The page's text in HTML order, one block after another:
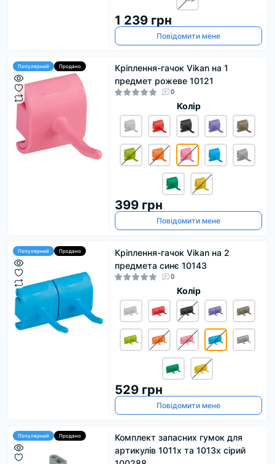
1 239 грн
Повідомити мене
Популярний Продано
Кріплення-гачок Vikan на 1
предмет рожеве 10121
0
Колір
399 грн
Повідомити мене
Популярний Продано
Кріплення-гачок Vikan на 2
предмета синє 10143
0
Колір
529 грн
Повідомити мене
Популярний Продано
Комплект запасних гумок для
артикулів 1011x та 1013x сірий